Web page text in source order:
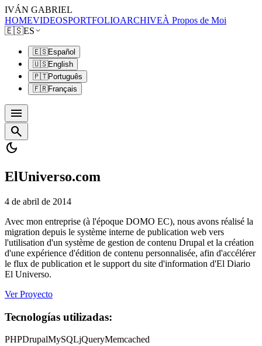
IVÁN GABRIEL
HOMEVIDEOSPORTFOLIOARCHIVEÀ Propos de Moi
🇪🇸ES
🇪🇸Español
🇺🇸English
🇵🇹Português
🇫🇷Français
menu
search
dark_mode
ElUniverso.com
4 de abril de 2014
Avec mon entreprise (à l'époque DOMO EC), nous avons réalisé la
migration depuis le système interne de publication web vers
l'utilisation d'un système de gestion de contenu Drupal et la création
d'une expérience d'édition de contenu personnalisée, afin d'accélérer
le flux de publication et le support du site d'information d'El Diario
El Universo.
Ver Proyecto
Tecnologías utilizadas:
PHPDrupalMySQLjQueryMemcached